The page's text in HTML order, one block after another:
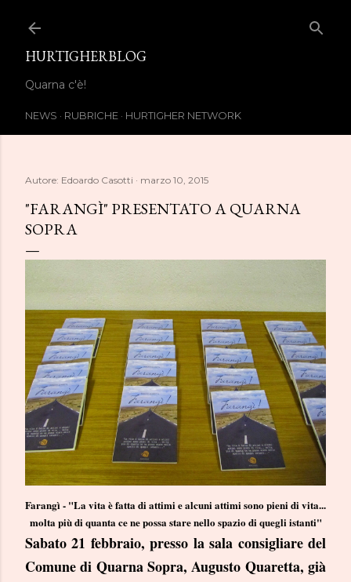
HURTIGHERBLOG
Quarna c'è!
NEWS RUBRICHE HURTIGHER NETWORK
Autore: Edoardo Casotti marzo 10, 2015
"FARANGÌ" PRESENTATO A QUARNA
SOPRA
Farangì - "La vita è fatta di attimi e alcuni attimi sono pieni di vita...
molta più di quanta ce ne possa stare nello spazio di quegli istanti"
Sabato 21 febbraio, presso la sala consigliare del
Comune di Quarna Sopra, Augusto Quaretta, già